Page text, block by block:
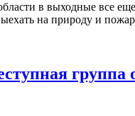
в выходные все
на природу и
группа